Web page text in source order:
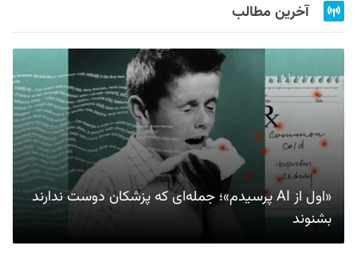
آخرین مطالب
«اول از AI پرسیدم»؛ جمله‌ای که پزشکان دوست ندارند
بشنوند